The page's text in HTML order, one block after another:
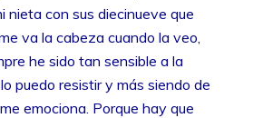
nieta con sus diecinueve que
va la cabeza cuando la veo,
he sido tan sensible a la
puedo resistir y más siendo de
emociona. Porque hay que